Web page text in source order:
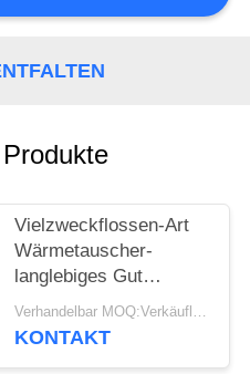
Vielzweckflossen-Art
Wärmetauscher-
langlebiges Gut
galvanisiertes
Stahleinsatzgehäuse
Verhandelbar MOQ:Verkäuflich
KONTAKT